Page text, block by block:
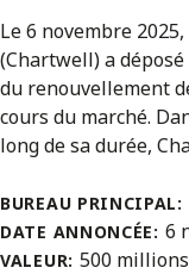
Le 6 novembre
(Chartwell) a
du renouvellement
cours du marché.
long de sa durée,
BUREAU PRINCIPAL:
DATE ANNONCÉE: 6
VALEUR: 500